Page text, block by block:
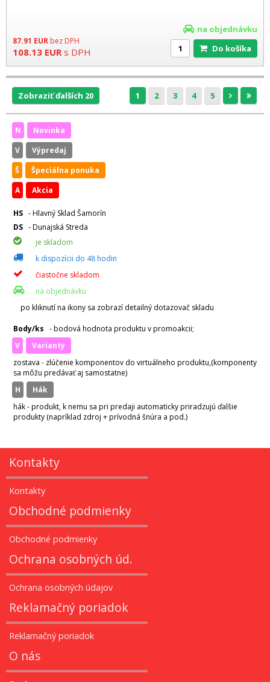
87.91 EUR bez DPH
108.13 EUR s DPH
na objednávku
Do košíka
Zobraziť ďalších 20 1 2 3 4 5
N
Novinka
V
Výpredaj
Š
Špeciálna ponuka
A
Akcia
HS - Hlavný Sklad Šamorín
DS - Dunajská Streda
je skladom
k dispozícii do 48 hodin
čiastočne skladom
na objednávku
po kliknutí na ikony sa zobrazí detailný dotazovač skladu
Body/ks - bodová hodnota produktu v promoakcii;
v
varianty
zostava - zlúčenie komponentov do virtuálneho produktu,(komponenty
sa môžu predávať aj samostatne)
H
hák
hák - produkt, k nemu sa pri predaji automaticky priradzujú ďalšie
produkty (napríklad zdroj + prívodná šnúra a pod.)
Kontakty
Kontakty
Obchodné podmienky
Obchodné podmienky
Ochrana osobných úd.
Ochrana osobných údajov
Reklamačný poriadok
Reklamačný poriadok
O nás